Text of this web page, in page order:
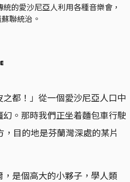
的愛沙尼亞人利用各種音樂會，
聯統治。
之都！」從一個愛沙尼亞人口中
。那時我們正坐着麵包車行駛
目的地是芬蘭灣深處的某片
是個高大的小夥子，學人類